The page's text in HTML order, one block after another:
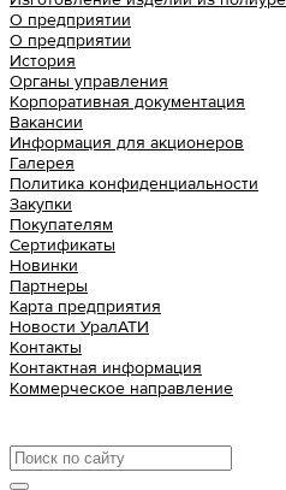
О предприятии
О предприятии
История
Органы управления
Корпоративная документация
Вакансии
Информация для акционеров
Галерея
Политика конфиденциальности
Закупки
Покупателям
Сертификаты
Новинки
Партнеры
Карта предприятия
Новости УралАТИ
Контакты
Контактная информация
Коммерческое направление